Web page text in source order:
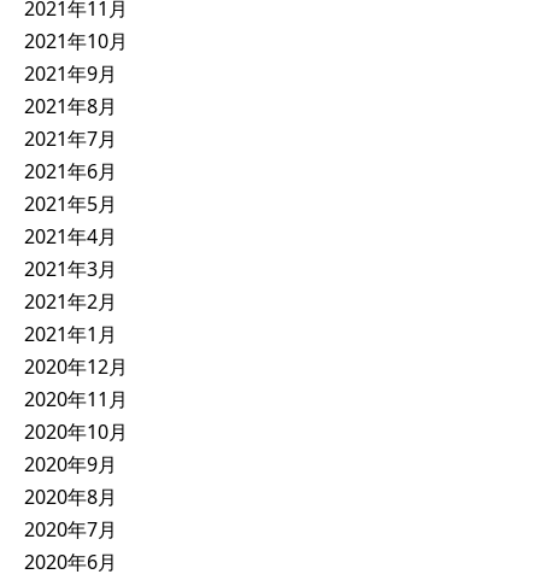
2021年11月
2021年10月
2021年9月
2021年8月
2021年7月
2021年6月
2021年5月
2021年4月
2021年3月
2021年2月
2021年1月
2020年12月
2020年11月
2020年10月
2020年9月
2020年8月
2020年7月
2020年6月